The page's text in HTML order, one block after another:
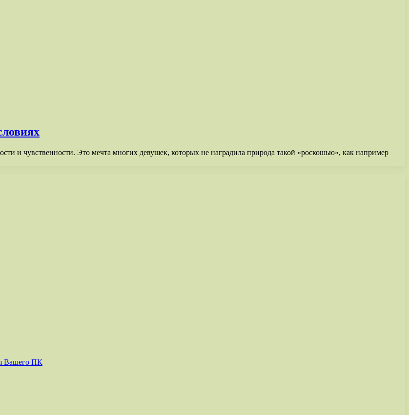
и чувственности. Это мечта многих девушек, которых не наградила природа такой «роскошью», как например
Вашего ПК